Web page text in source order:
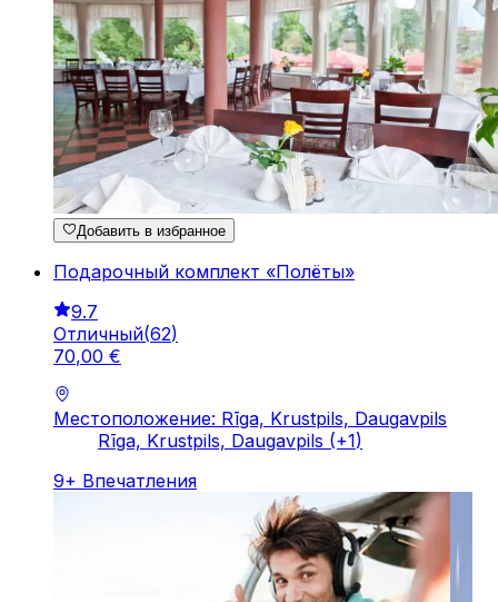
Добавить в избранное
Подарочный комплект «Полёты»
9.7
Отличный(62)
70,00 €
Местоположение: Rīga, Krustpils, Daugavpils
Rīga, Krustpils, Daugavpils (+1)
9+ Впечатления